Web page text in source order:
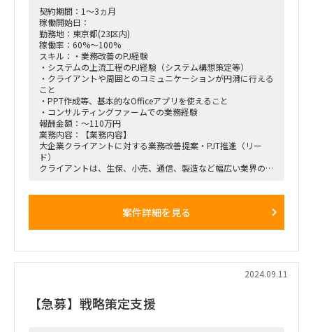
ビジネス側として顧客との企画進行を話し合えるような役割
となります。
■必須スキル：
・コンサルティングファームにおいてシニアコンサルクラスの
ご経験
・生成AIをご自身でも触っていること(業務経験があるとベス
ト)
・コンサルテーションスキル（ドキュメンテーション、ファシ
リティ、ステークホルダー調整）
・ドキュメンテーションスキル（経営会議資料、報告書作成）
・ITコンサルだけではなく、それ以外のコンサル経験がある方
■歓迎スキル：
・不確実性の高い案件でも臨機応変に動ける方
・Big4等外資系コンサルティングファーム出身
たことがある方
■期間 ：10月～長期
■精算幅：140h~180h
■就業時間：フルフレックス
契約期間：1～3ヵ月
稼働開始日：
勤務地：東京都(23区内)
稼働率：60%～100%
スキル：・業務改善のPJ経験
・システムの上流工程のPJ経験（システム構想策定等）
・クライアントや周囲とのコミュニケーションが円滑に行える
こと
・PPT作成等、基本的なOfficeアプリを使えること
・コンサルティングファームでの業務経験
報酬金額：～110万円
業務内容：【業務内容】
大企業クライアントに対する業務改善提案・PJT推進（リー
ド）
クライアントは、生保、小売、通信、製造など幅広い業界のナ
案件詳細を見る
2024.09.11
【急募】戦略策定支援